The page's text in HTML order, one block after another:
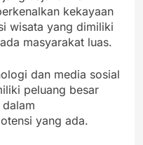
kekayaan
wisata yang dimiliki
masyarakat luas.
dan media sosial
peluang besar
yang ada.